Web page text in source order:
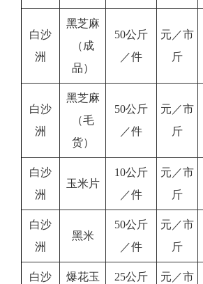
白沙
洲
黑芝麻
（成
品）
50公斤
／件
元／市
斤
白沙
洲
黑芝麻
（毛
货）
50公斤
／件
元／市
斤
白沙
洲
玉米片
10公斤
／件
元／市
斤
白沙
洲
黑米
50公斤
／件
元／市
斤
白沙
爆花玉
25公斤
元／市